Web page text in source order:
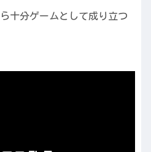
十分ゲームとして成り立つ